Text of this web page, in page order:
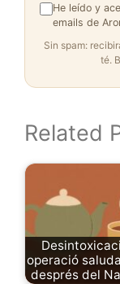
He leído y
emails de
Sin spam:
té.
Related
operació
després del